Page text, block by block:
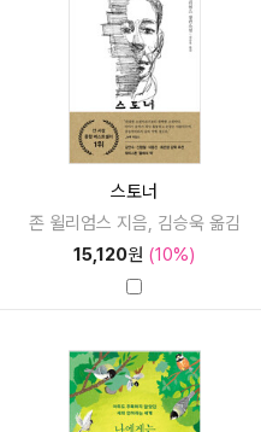
스토너
존 윌리엄스 지음, 김승욱 옮김
15,120원 (10%)